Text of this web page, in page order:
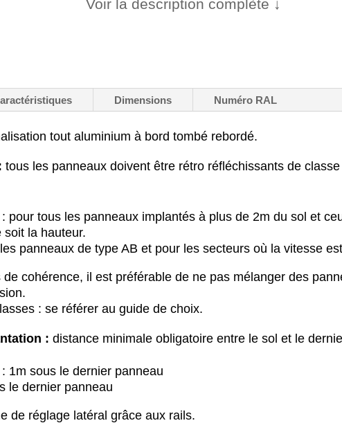
Voir la description complète ↓
Dimensions Numéro RAL
tout aluminium à bord tombé rebordé.
tous les panneaux doivent être rétro réfléchissants de
: pour tous les panneaux implantés à plus de 2m du sol et
la hauteur.
panneaux de type AB et pour les secteurs où la vitesse
cohérence, il est préférable de ne pas mélanger des
: se référer au guide de choix.
: distance minimale obligatoire entre le sol et le
: 1m sous le dernier panneau
le dernier panneau
de réglage latéral grâce aux rails.